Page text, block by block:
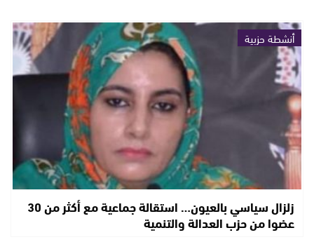
أنشطة حزبية
زلزال سياسي بالعيون… استقالة جماعية مع أكثر من 30
عضوا من حزب العدالة والتنمية